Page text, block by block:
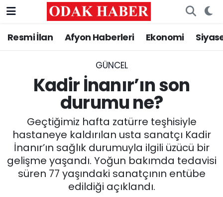
Resmi İlan Afyon Haberleri Ekonomi
GÜNCEL
Kadir İnanır’ın son
durumu ne?
Geçtiğimiz hafta zatürre teşhisiyle
hastaneye kaldırılan usta sanatçı Kadir
İnanır’ın sağlık durumuyla ilgili üzücü bir
gelişme yaşandı. Yoğun bakımda tedavisi
süren 77 yaşındaki sanatçının entübe
edildiği açıklandı.
AFYONKARAHİSAR HABERLERİ
ASAYİŞ
SİYASET
EĞİTİM
MAGAZİN
Nöbetçi Eczaneler
Trafik Durumu
Tüm Manşetler
Son Dakika Haberleri
Haber Arşivi